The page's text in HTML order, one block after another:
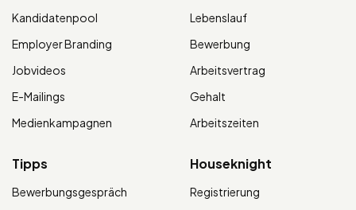
Kandidatenpool
Employer Branding
Jobvideos
E-Mailings
Medienkampagnen
Lebenslauf
Bewerbung
Arbeitsvertrag
Gehalt
Arbeitszeiten
Tipps
Bewerbungsgespräch
Houseknight
Registrierung